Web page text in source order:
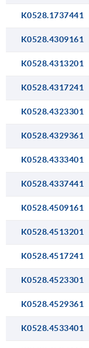
K0528.1737441
K0528.4309161
K0528.4313201
K0528.4317241
K0528.4323301
K0528.4329361
K0528.4333401
K0528.4337441
K0528.4509161
K0528.4513201
K0528.4517241
K0528.4523301
K0528.4529361
K0528.4533401